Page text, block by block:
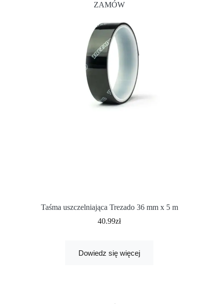
ZAMÓW
Taśma uszczelniająca Trezado 36 mm x 5 m
40.99zł
Dowiedz się więcej